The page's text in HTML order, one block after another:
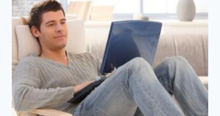
ВАМ
ВЫУЧИТЬ
АНГЛИЙСКИЙ